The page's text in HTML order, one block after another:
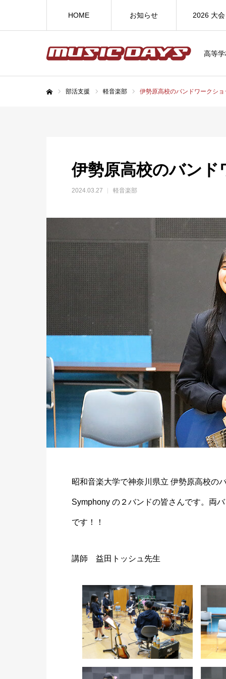
高等
HOME お知らせ 2026 大会
部活支援 軽音楽部 伊勢原高校のバンドワークシ
伊勢原高校のバン
2024.03.27 軽音楽部
昭和音楽大学で神奈川県立 伊勢原高校の
Symphony の２バンドの皆さんです。両
です！！
講師 益田トッシュ先生